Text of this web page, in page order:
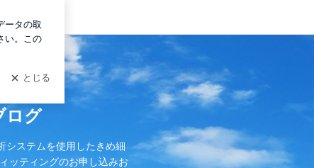
ログ
システムを使用したきめ細
ッティングのお申し込みお